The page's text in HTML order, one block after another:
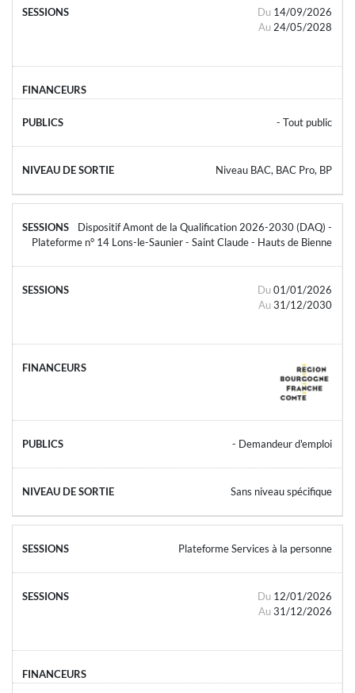
Du 14/09/2026
Au 24/05/2028
- Tout public
Niveau BAC, BAC Pro, BP
Dispositif Amont de la Qualification 2026-2030 (DAQ) -
Plateforme n° 14 Lons-le-Saunier - Saint Claude - Hauts de Bienne
Du 01/01/2026
Au 31/12/2030
- Demandeur d'emploi
Sans niveau spécifique
Plateforme Services à la personne
Du 12/01/2026
Au 31/12/2026